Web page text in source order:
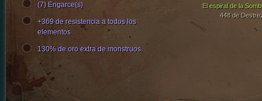
El espiral de la
448 de
(7) Engarce(s)
+369 de resistencia a todos los
elementos
130% de oro extra de monstruos.